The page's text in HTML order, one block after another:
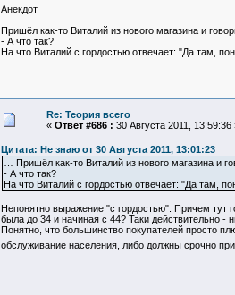
Анекдот
Пришёл как-то Виталий из нового магазина и
- А что так?
На что Виталий с гордостью отвечает: "Да там,
Re: Теория всего
« Ответ #686 : 30 Августа 2011, 13:59:36
Цитата: Не знаю от 30 Августа 2011, 13:01:23
… Пришёл как-то Виталий из нового магазина и
- А что так?
На что Виталий с гордостью отвечает: "Да там,
Непонятно выражение "с гордостью". Причем
была до 34 и начиная с 44? Таки действительно
Понятно, что большинство покупателей просто
обслуживание населения, либо должны срочно